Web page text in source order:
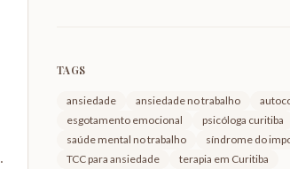
TAGS
ansiedade ansiedade no trabalho
esgotamento emocional
psicóloga curitiba
saúde mental no trabalho
síndrome do
TCC para ansiedade
terapia em Curitiba